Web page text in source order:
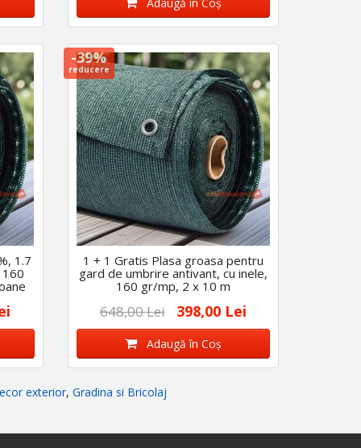
1.7
160
-39%
reducere
1 + 1 Gratis Plasa groasa pentru
gard de umbrire antivant, cu inele,
160 gr/mp, 2 x 10 m
648,00 Lei 398,00 Lei
Adaugă în Coş
exterior, Gradina si Bricolaj